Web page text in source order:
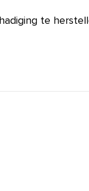
te